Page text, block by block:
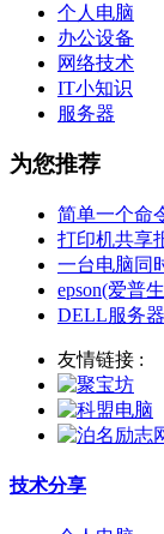
个人电脑
办公设备
网络技术
IT小知识
服务器
为您推荐
简单一个命
打印机共享
一台电脑同
epson(爱普
DELL服务
友情链接 :
技术分享